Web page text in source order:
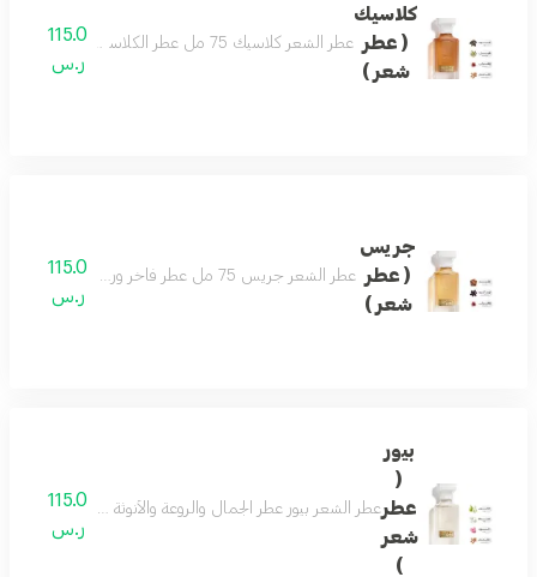
كلاسيك
( عطر
شعر )
عطر الشعر كلاسيك 75 مل عطر الكلاسيكي اسماً ومسمى بمزيج فاخر من العود والصندل وممزوج برائحة الزعفران والهيل لتتكون منه رائحة شرقية مميزة . تضيف لمسة رفاهية لشخصيتك الفريدة ليكون هو العطر الأجمل للمناسبات والليالي الجميلة .
115.0
ر.س
جريس
( عطر
شعر )
عطر الشعر جريس 75 مل عطر فاخر ورسمي وفواح مميز جميل للمناسبات تكوين فاخر وأنيق اختيارك الافضل
115.0
ر.س
بيور
(
عطر
شعر
)
عطر الشعر بيور عطر الجمال والروعة والأنوثة فواح ورائع
115.0
ر.س